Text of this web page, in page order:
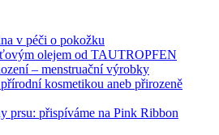
v péči o pokožku
olejem od TAUTROPFEN
– menstruační výrobky
kosmetikou aneb přirozeně
prsu: přispíváme na Pink Ribbon